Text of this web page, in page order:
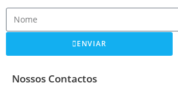
ENVIAR
Nossos Contactos